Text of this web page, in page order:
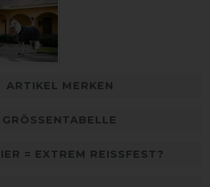
ARTIKEL MERKEN
GRÖSSENTABELLE
= EXTREM REISSFEST?